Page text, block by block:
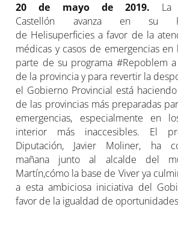
20 de mayo de 2019. La
Castellón avanza en su
de Helisuperficies a favor de la
médicas y casos de emergencias
parte de su programa #Repoblem
de la provincia y para revertir la
el Gobierno Provincial está
de las provincias más preparadas
emergencias, especialmente en
interior más inaccesibles. El
Diputación, Javier Moliner, ha
mañana junto al alcalde del
Martín,cómo la base de Viver ya
a esta ambiciosa iniciativa del
favor de la igualdad de